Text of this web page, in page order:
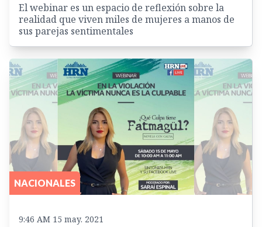
El webinar es un espacio de reflexión sobre la
realidad que viven miles de mujeres a manos de
sus parejas sentimentales
NACIONALES
9:46 AM 15 may. 2021